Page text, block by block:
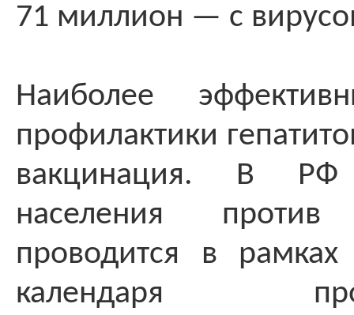
71 миллион — с
Наиболее
профилактики
вакцинация. В РФ
населения
проводится в рамках
календаря